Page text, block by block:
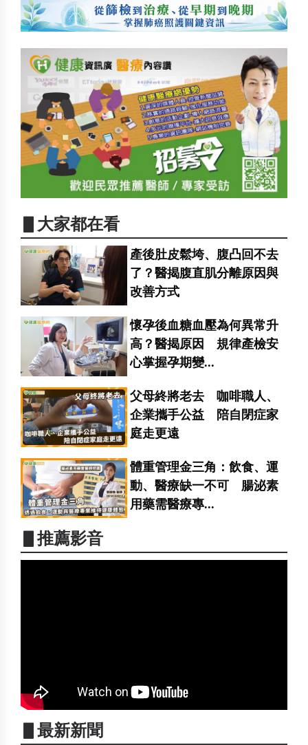
▋大家都在看
產後肚皮鬆垮、腹凸回不去
了？醫揭腹直肌分離原因與
改善方式
懷孕後血糖血壓為何異常升
高？醫揭原因 規律產檢安
心掌握孕期變...
父母終將老去 咖啡職人、
企業攜手公益 陪自閉症家
庭走更遠
體重管理金三角：飲食、運
動、醫療缺一不可 腸泌素
用藥需醫療專...
▋推薦影音
▋最新新聞